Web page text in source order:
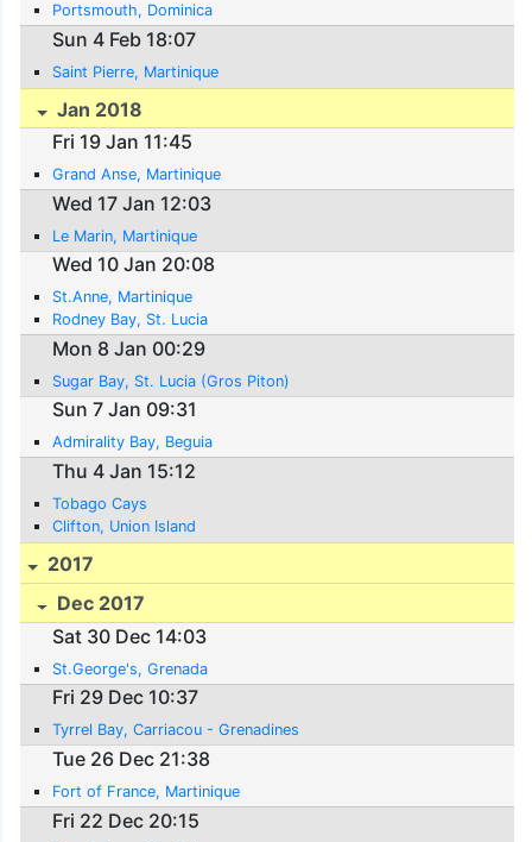
Portsmouth, Dominica
Sun 4 Feb 18:07
Saint Pierre, Martinique
Jan 2018
Fri 19 Jan 11:45
Grand Anse, Martinique
Wed 17 Jan 12:03
Le Marin, Martinique
Wed 10 Jan 20:08
St.Anne, Martinique
Rodney Bay, St. Lucia
Mon 8 Jan 00:29
Sugar Bay, St. Lucia (Gros Piton)
Sun 7 Jan 09:31
Admirality Bay, Beguia
Thu 4 Jan 15:12
Tobago Cays
Clifton, Union Island
2017
Dec 2017
Sat 30 Dec 14:03
St.George's, Grenada
Fri 29 Dec 10:37
Tyrrel Bay, Carriacou - Grenadines
Tue 26 Dec 21:38
Fort of France, Martinique
Fri 22 Dec 20:15